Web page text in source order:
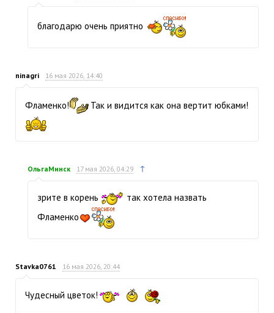
благодарю очень приятно
ninagri 16 мая 2026, 14:40
Фламенко! Так и видится как она вертит юбками!
ОльгаМинск 17 мая 2026, 04:29 ↑
зрите в корень
так хотела назвать
Фламенко
Stavka0761 16 мая 2026, 20:44
Чудесный цветок!